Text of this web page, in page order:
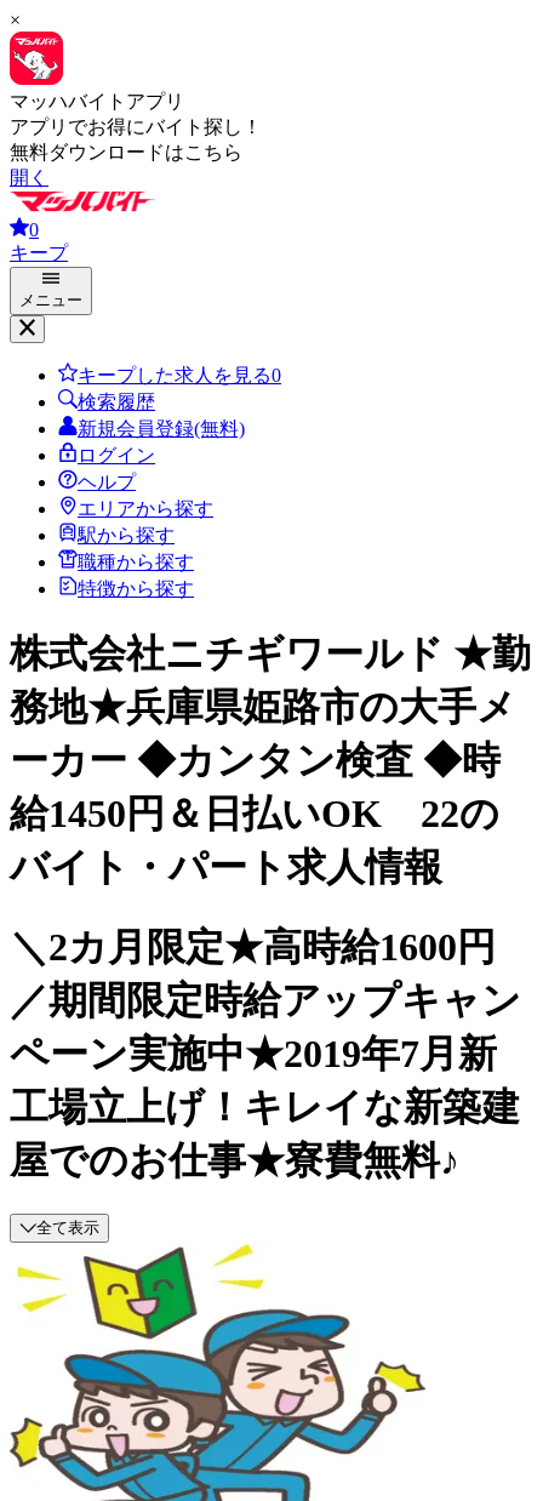
×
マッハバイトアプリ
アプリでお得にバイト探し！
無料ダウンロードはこちら
開く
0
キープ
メニュー
キープした求人を見る0
検索履歴
新規会員登録(無料)
ログイン
ヘルプ
エリアから探す
駅から探す
職種から探す
特徴から探す
株式会社ニチギワールド ★勤
務地★兵庫県姫路市の大手メ
ーカー ◆カンタン検査 ◆時
給1450円＆日払いOK 22の
バイト・パート求人情報
＼2カ月限定★高時給1600円
／期間限定時給アップキャン
ペーン実施中★2019年7月新
工場立上げ！キレイな新築建
屋でのお仕事★寮費無料♪
全て表示